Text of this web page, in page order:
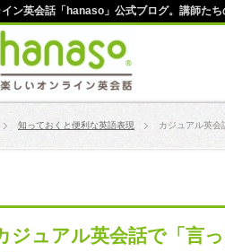
ン英会話「hanaso」公式ブログ。講師た
知っておくと便利な英語表現 カジュアル英会
ジュアル英会話で「言